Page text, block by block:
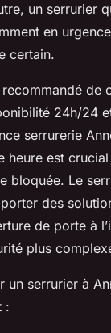
un serrurier
en
certain.
de
24h/24
serrurerie
heure est
bloquée. Le
des
de porte à
plus
un serrurier à
: